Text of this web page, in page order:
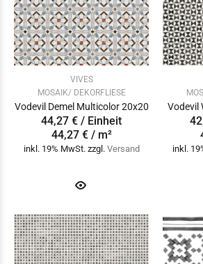
VIVES
MOSAIK/ DEKORFLIESE
Vodevil Demel Multicolor 20x20
44,27 € / Einheit
44,27 € / m²
inkl. 19% MwSt. zzgl. Versand
Vodevil
inkl.